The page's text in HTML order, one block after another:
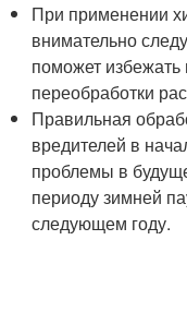
При применении
внимательно
поможет
переобработки
Правильная
вредителей в
проблемы в
периоду зимней
следующем году.